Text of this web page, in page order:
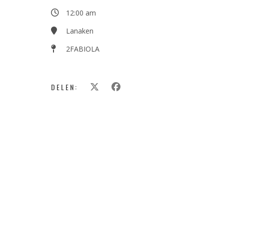
12:00 am
Lanaken
2FABIOLA
DELEN: